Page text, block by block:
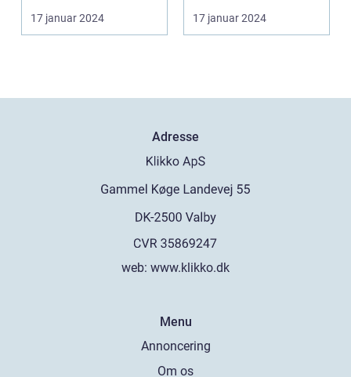
mennesker i deres
tee...
17 januar 2024
hudproblemer
Introduktion til creme...
17 januar 2024
Adresse
web: www.klikko.dk
Menu
Annoncering
Om os